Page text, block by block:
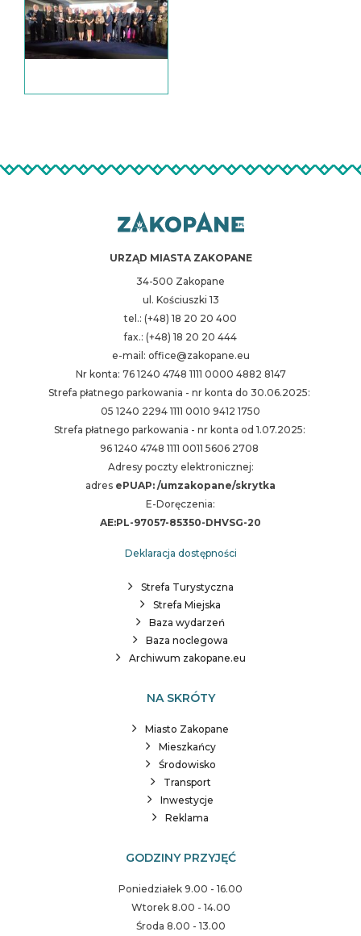
URZĄD MIASTA ZAKOPANE
34-500 Zakopane
ul. Kościuszki 13
tel.: (+48) 18 20 20 400
fax.: (+48) 18 20 20 444
e-mail: office@zakopane.eu
Nr konta: 76 1240 4748 1111 0000 4882 8147
Strefa płatnego parkowania - nr konta do 30.06.2025:
05 1240 2294 1111 0010 9412 1750
Strefa płatnego parkowania - nr konta od 1.07.2025:
96 1240 4748 1111 0011 5606 2708
Adresy poczty elektronicznej:
adres ePUAP: /umzakopane/skrytka
E-Doręczenia:
AE:PL-97057-85350-DHVSG-20
Deklaracja dostępności
Strefa Turystyczna
Strefa Miejska
Baza wydarzeń
Baza noclegowa
Archiwum zakopane.eu
NA SKRÓTY
Miasto Zakopane
Mieszkańcy
Środowisko
Transport
Inwestycje
Reklama
GODZINY PRZYJĘĆ
Poniedziałek 9.00 - 16.00
Wtorek 8.00 - 14.00
Środa 8.00 - 13.00